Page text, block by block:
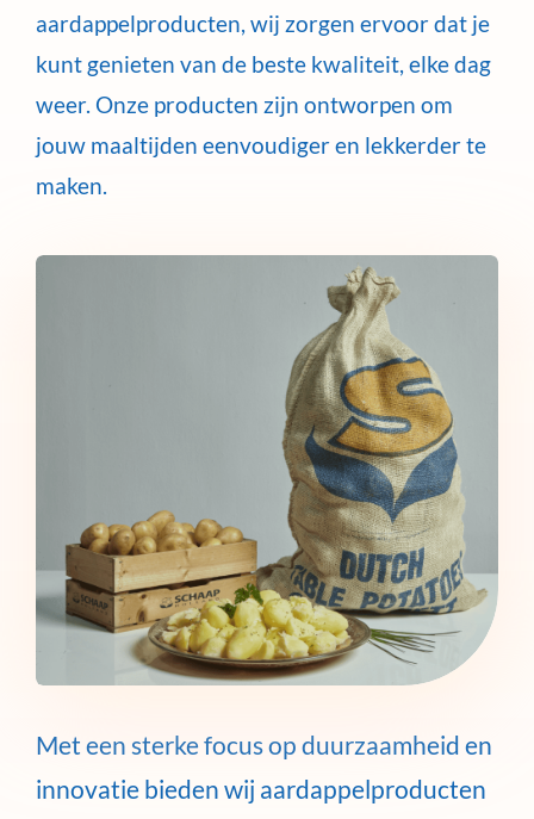
aardappelproducten, wij zorgen ervoor dat je
kunt genieten van de beste kwaliteit, elke dag
weer. Onze producten zijn ontworpen om
jouw maaltijden eenvoudiger en lekkerder te
maken.
Met een sterke focus op duurzaamheid en
innovatie bieden wij aardappelproducten